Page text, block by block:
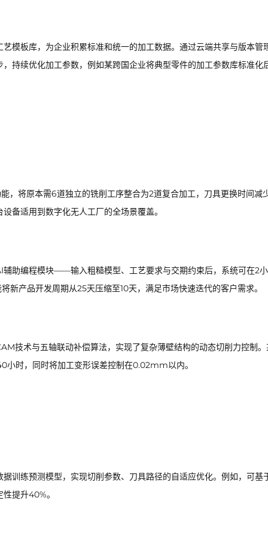
模板库，为企业积累标准和统一的加工数据。通过云端共享与版本管
持续优化加工参数，例如某跨国企业将典型零件的加工参数库标准化
，将原本需6道独立的铣削工序整合为2道复合加工，刀具更换时间减
备适用到数字化无人工厂的全场景覆盖。
助编程模块——输入粗糙模型、工艺要求与交期约束后，系统可在2
产品开发周期从25天压缩至10天，满足市场快速迭代的客户需求。
技术与五轴联动补偿算法，实现了复杂薄壁结构的动态切削力控制
小时，同时将加工变形误差控制在0.02mm以内。
训练预测模型，实现切削参数、刀具路径的自适应优化。例如，可基
提升40%。